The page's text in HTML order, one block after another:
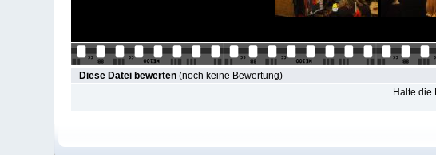
Diese Datei bewerten(noch keine Bewertung)
Halte die